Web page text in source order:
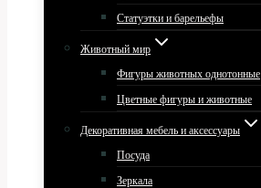
Статуэтки и барельефы
Животный мир
Фигуры животных однотонные
Цветные фигуры и животные
Декоративная мебель и аксессуары
Посуда
Зеркала